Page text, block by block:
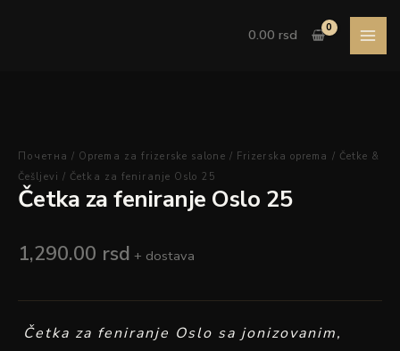
0.00rsd
Почетна / Oprema za frizerske salone / Frizerska oprema / Četke &
Češljevi / Četka za feniranje Oslo 25
Četka za feniranje Oslo 25
1,290.00 rsd + dostava
Četka za feniranje Oslo sa jonizovanim,